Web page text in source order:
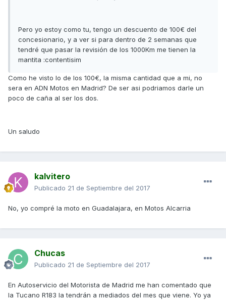
Pero yo estoy como tu, tengo un descuento de 100€ del
concesionario, y a ver si para dentro de 2 semanas que
tendré que pasar la revisión de los 1000Km me tienen la
mantita :contentisim
Como he visto lo de los 100€, la misma cantidad que a mi, no
sera en ADN Motos en Madrid? De ser asi podriamos darle un
poco de caña al ser los dos.
Un saludo
kalvitero
Publicado 21 de Septiembre del 2017
No, yo compré la moto en Guadalajara, en Motos Alcarria
Chucas
Publicado 21 de Septiembre del 2017
En Autoservicio del Motorista de Madrid me han comentado que
la Tucano R183 la tendrán a mediados del mes que viene. Yo ya